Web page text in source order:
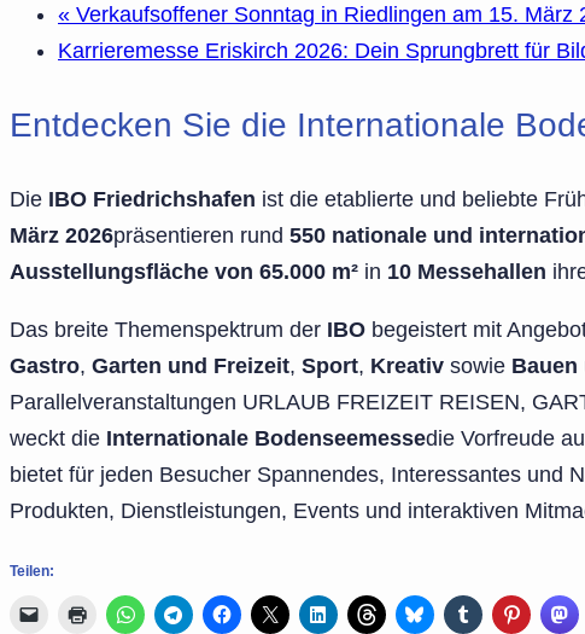
« Verkaufsoffener Sonntag in Riedlingen am 15. März
Karrieremesse Eriskirch 2026: Dein Sprungbrett für
Entdecken Sie die Internationale
Die IBO Friedrichshafen ist die etablierte und beliebte
März 2026präsentieren rund 550 nationale und
Ausstellungsfläche von 65.000 m² in 10 Messehallen
Das breite Themenspektrum der IBO begeistert mit
Gastro, Garten und Freizeit, Sport, Kreativ sowie Bauen
Parallelveranstaltungen URLAUB FREIZEIT REISEN,
weckt die Internationale Bodenseemessedie Vorfreude
bietet für jeden Besucher Spannendes, Interessantes und
Produkten, Dienstleistungen, Events und interaktiven
Teilen: